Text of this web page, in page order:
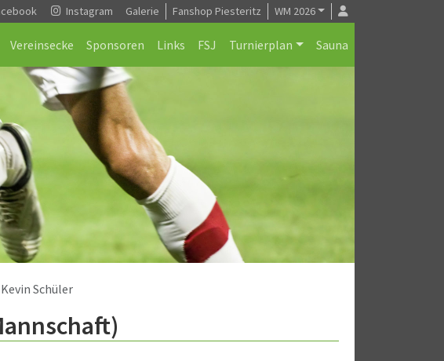
Instagram Galerie Fanshop Piesteritz WM 2026
Vereinsecke Sponsoren Links FSJ Turnierplan Sauna
Kevin Schüler